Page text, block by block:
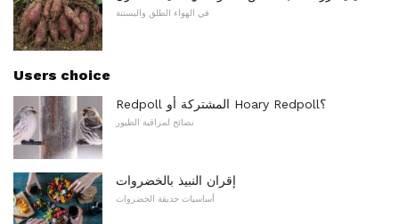
في الهواء الطلق والبستنة
Users choice
Redpoll المشتركة أو Hoary Redpoll؟
نصائح لمراقبة الطيور
إقران النبيذ بالخضروات
أساسيات حديقة الخضروات